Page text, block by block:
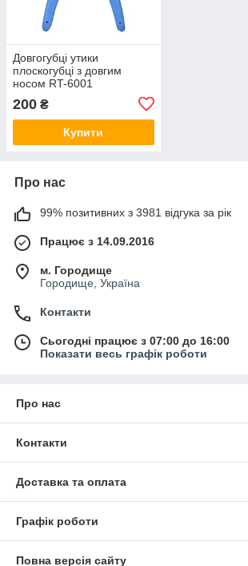
Довгогубці утики
плоскогубці з довгим
носом RT-6001
200 ₴
Купити
Про нас
99% позитивних з 3981 відгука за рік
Працює з 14.09.2016
м. Городище
Городище, Україна
Контакти
Сьогодні працює з 07:00 до 16:00
Показати весь графік роботи
Про нас
Контакти
Доставка та оплата
Графік роботи
Повна версія сайту